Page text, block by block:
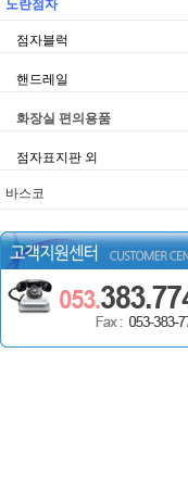
노란점자
점자블럭
핸드레일
화장실 편의용품
점자표지판 외
바스코